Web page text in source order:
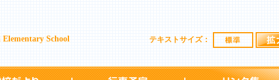
School テキストサイズ： 標準
学校だより 行事予定